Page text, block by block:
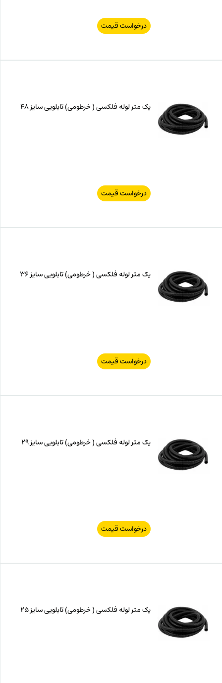
درخواست قیمت
یک متر لوله فلکسی ( خرطومی) تابلویی سایز 48
درخواست قیمت
یک متر لوله فلکسی ( خرطومی) تابلویی سایز 36
درخواست قیمت
یک متر لوله فلکسی ( خرطومی) تابلویی سایز 29
درخواست قیمت
یک متر لوله فلکسی ( خرطومی) تابلویی سایز 25